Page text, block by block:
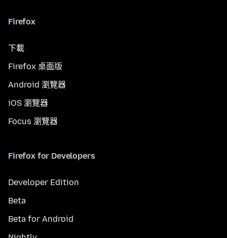
Firefox
下載
Firefox 桌面版
Android 瀏覽器
iOS 瀏覽器
Focus 瀏覽器
Firefox for Developers
Developer Edition
Beta
Beta for Android